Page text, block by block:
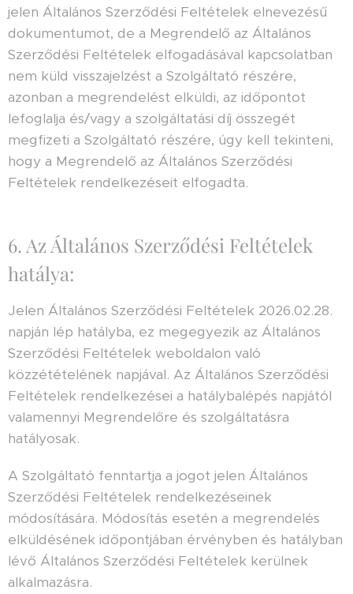
jelen Általános Szerződési Feltételek elnevezésű
dokumentumot, de a Megrendelő az Általános
Szerződési Feltételek elfogadásával kapcsolatban
nem küld visszajelzést a Szolgáltató részére,
azonban a megrendelést elküldi, az időpontot
lefoglalja és/vagy a szolgáltatási díj összegét
megfizeti a Szolgáltató részére, úgy kell tekinteni,
hogy a Megrendelő az Általános Szerződési
Feltételek rendelkezéseit elfogadta.
6. Az Általános Szerződési Feltételek
hatálya:
Jelen Általános Szerződési Feltételek 2026.02.28.
napján lép hatályba, ez megegyezik az Általános
Szerződési Feltételek weboldalon való
közzétételének napjával. Az Általános Szerződési
Feltételek rendelkezései a hatálybalépés napjától
valamennyi Megrendelőre és szolgáltatásra
hatályosak.
A Szolgáltató fenntartja a jogot jelen Általános
Szerződési Feltételek rendelkezéseinek
módosítására. Módosítás esetén a megrendelés
elküldésének időpontjában érvényben és hatályban
lévő Általános Szerződési Feltételek kerülnek
alkalmazásra.